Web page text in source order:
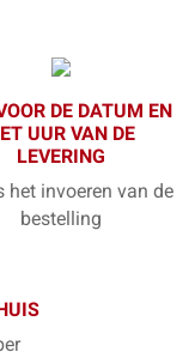
DE DATUM EN
UUR VAN DE
LEVERING
het invoeren van de
bestelling